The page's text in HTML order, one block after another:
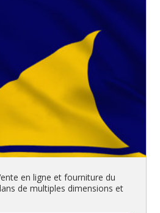
en ligne et fourniture du
de multiples dimensions et